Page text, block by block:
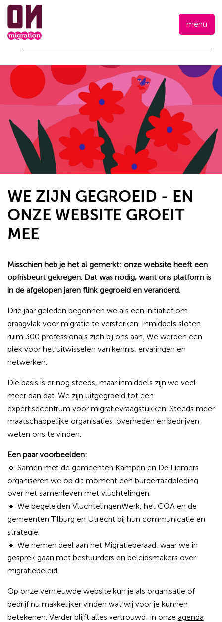
menu
WE ZIJN GEGROEID - EN
ONZE WEBSITE GROEIT
MEE
Misschien heb je het al gemerkt: onze website heeft een
opfrisbeurt gekregen. Dat was nodig, want ons platform is
in de afgelopen jaren flink gegroeid en veranderd.
Drie jaar geleden begonnen we als een initiatief om
draagvlak voor migratie te versterken. Inmiddels sloten
ruim 300 professionals zich bij ons aan. We werden een
plek voor het uitwisselen van kennis, ervaringen en
netwerken.
Die basis is er nog steeds, maar inmiddels zijn we veel
meer dan dat. We zijn uitgegroeid tot een
expertisecentrum voor migratievraagstukken. Steeds meer
maatschappelijke organisaties, overheden en bedrijven
weten ons te vinden.
Een paar voorbeelden:
🔹 Samen met de gemeenten Kampen en De Liemers
organiseren we op dit moment een burgerraadpleging
over het samenleven met vluchtelingen.
🔹 We begeleiden VluchtelingenWerk, het COA en de
gemeenten Tilburg en Utrecht bij hun communicatie en
strategie.
🔹 We nemen deel aan het Migratieberaad, waar we in
gesprek gaan met bestuurders en beleidsmakers over
migratiebeleid.
Op onze vernieuwde website kun je als organisatie of
bedrijf nu makkelijker vinden wat wij voor je kunnen
betekenen. Verder blijft alles vertrouwd: in onze agenda